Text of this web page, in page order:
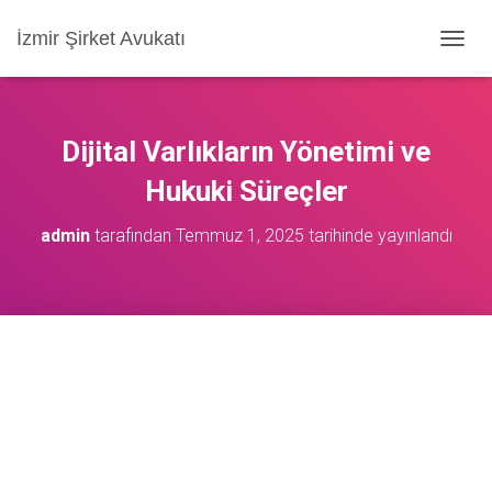
İzmir Şirket Avukatı
E
Dijital Varlıkların Yönetimi ve
Hukuki Süreçler
admintarafından Temmuz 1, 2025 tarihinde yayınlandı